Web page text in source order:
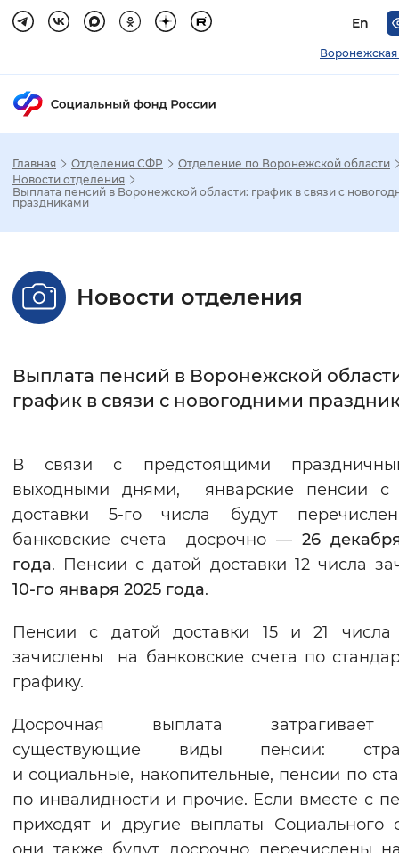
En
Воронежская
Стандартный Увеличенный
Без засечек С засечками
Нормальный Увеличенный
Цвет сайта
Монохромный Инверсивный
Синий фон
Изображения
Включены Выключены
Воспроизвести Остановить
Вернуть стандартные настройки
Главная Отделения СФР
Отделение по Воронежской области
Новости отделения
Выплата пенсий в Воронежской области: график в связи с
праздниками
Новости отделения
Выплата пенсий в Воронежской
график в связи с новогодними
В связи с предстоящими
выходными днями, январские пенсии с
доставки 5-го числа будут
банковские счета досрочно — 26
года. Пенсии с датой доставки 12 числа
10-го января 2025 года.
Пенсии с датой доставки 15 и 21 числа
зачислены на банковские счета по
графику.
Досрочная выплата
существующие виды пенсии:
и социальные, накопительные, пенсии по
по инвалидности и прочие. Если вместе с
приходят и другие выплаты Социального